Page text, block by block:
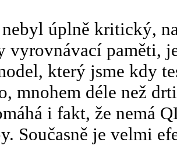
úplně kritický,
vyrovnávací paměti,
který jsme kdy
mnohem déle než
i fakt, že nemá
Současně je velmi